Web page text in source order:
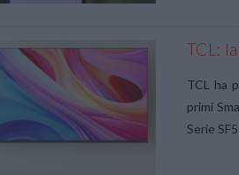
TCL:
TCL ha
primi
Serie